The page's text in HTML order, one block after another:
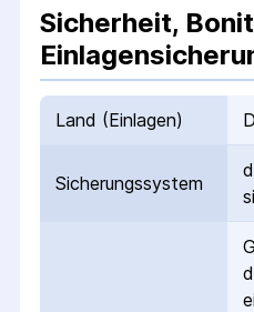
Sicherheit,
Land (Einlagen)
Sicherungs­system